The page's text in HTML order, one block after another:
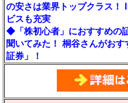
の安さは業界トップクラス！
ビスも充実
◆「株初心者」におすすめの
聞いてみた！ 桐谷さんがお
証券」！